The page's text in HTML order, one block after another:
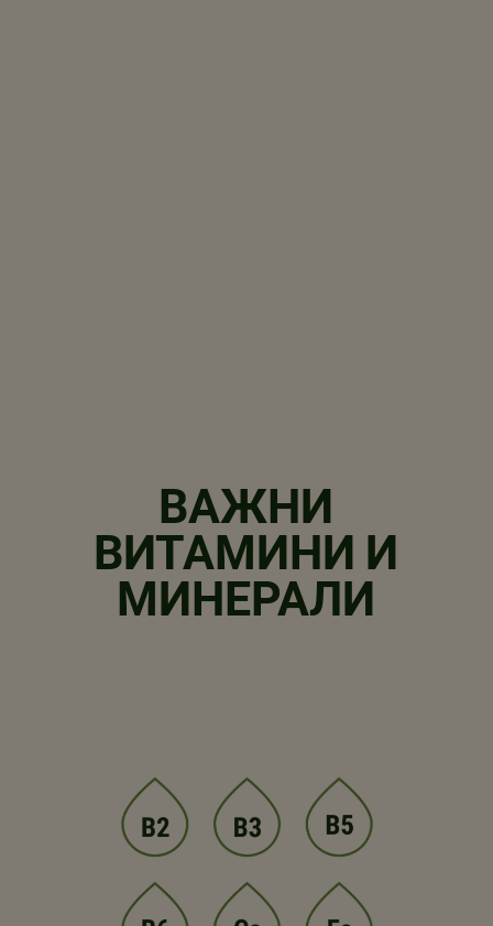
ВАЖНИ
ВИТАМИНИ И
МИНЕРАЛИ